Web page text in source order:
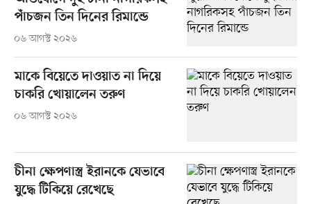
পাঁচজন তিন দিনের রিমান্ডে
০৬ আগস্ট ২০২৬
মাকে বিয়েতে দাওয়াত না দিয়ে
চাকরি খোয়ালেন তরুণ
০৬ আগস্ট ২০২৬
চীনা ক্ষেপণাস্ত্র ইরানকে যেভাবে
যুদ্ধে টিকিয়ে রেখেছে